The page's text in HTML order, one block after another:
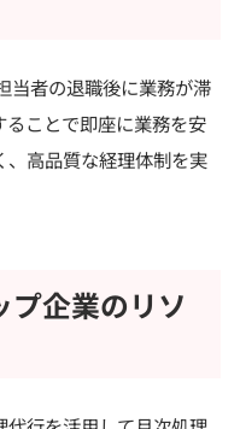
当者の退職後に業務が滞
ことで即座に業務を安
高品質な経理体制を実
企業のリソ